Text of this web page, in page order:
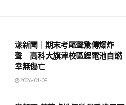
漾新聞｜期末考尾聲驚傳爆炸
聲 高科大旗津校區鋰電池自燃
幸無傷亡
2026-01-09